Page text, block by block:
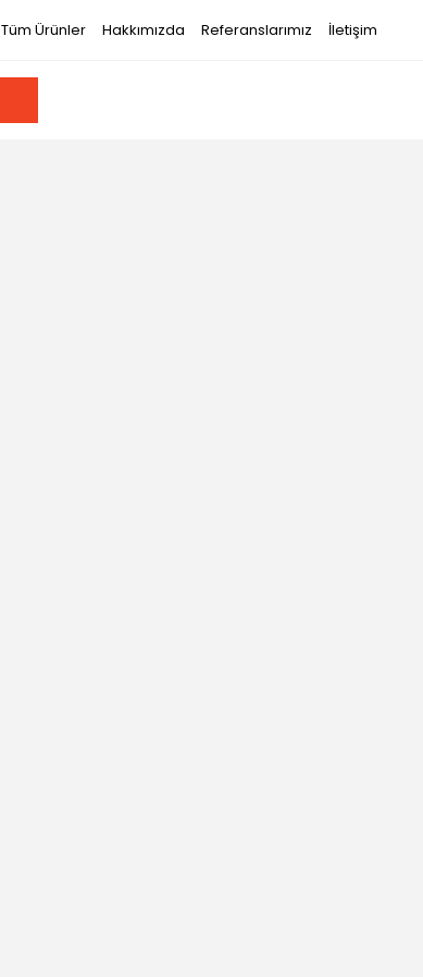
Tüm Ürünler Hakkımızda Referanslarımız İletişim